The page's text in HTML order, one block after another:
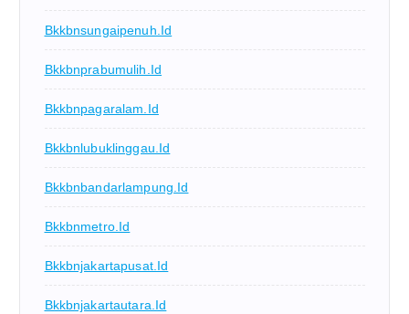
Bkkbnsungaipenuh.id
Bkkbnprabumulih.id
Bkkbnpagaralam.id
Bkkbnlubuklinggau.id
Bkkbnbandarlampung.id
Bkkbnmetro.id
Bkkbnjakartapusat.id
Bkkbnjakartautara.id